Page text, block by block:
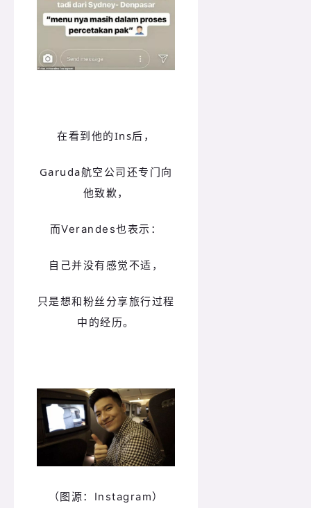
在看到他的Ins后，
Garuda航空公司还专门向
他致歉，
而Verandes也表示：
自己并没有感觉不适，
只是想和粉丝分享旅行过程
中的经历。
（图源：Instagram）